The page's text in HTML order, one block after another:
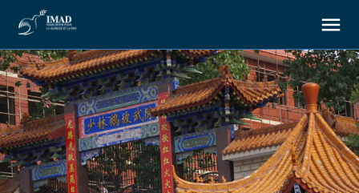
À propos